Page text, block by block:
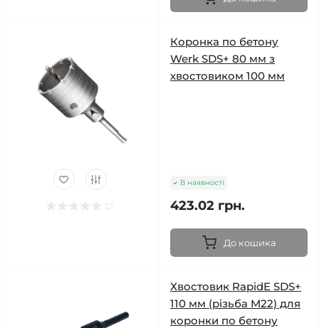
Коронка по бетону
Werk SDS+ 80 мм з
хвостовиком 100 мм
В наявності
423.02 грн.
До кошика
Хвостовик RapidE SDS+
110 мм (різьба M22) для
коронки по бетону